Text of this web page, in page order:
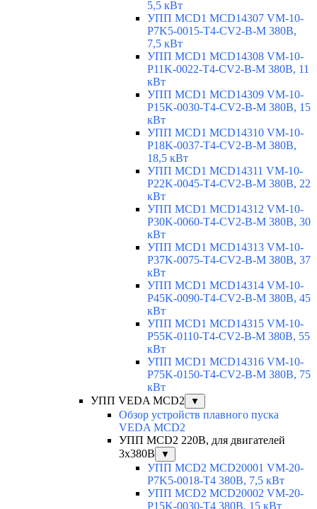
5,5 кВт
УПП MCD1 MCD14307 VM-10-
P7K5-0015-T4-CV2-B-M 380В,
7,5 кВт
УПП MCD1 MCD14308 VM-10-
P11K-0022-T4-CV2-B-M 380В, 11
кВт
УПП MCD1 MCD14309 VM-10-
P15K-0030-T4-CV2-B-M 380В, 15
кВт
УПП MCD1 MCD14310 VM-10-
P18K-0037-T4-CV2-B-M 380В,
18,5 кВт
УПП MCD1 MCD14311 VM-10-
P22K-0045-T4-CV2-B-M 380В, 22
кВт
УПП MCD1 MCD14312 VM-10-
P30K-0060-T4-CV2-B-M 380В, 30
кВт
УПП MCD1 MCD14313 VM-10-
P37K-0075-T4-CV2-B-M 380В, 37
кВт
УПП MCD1 MCD14314 VM-10-
P45K-0090-T4-CV2-B-M 380В, 45
кВт
УПП MCD1 MCD14315 VM-10-
P55K-0110-T4-CV2-B-M 380В, 55
кВт
УПП MCD1 MCD14316 VM-10-
P75K-0150-T4-CV2-B-M 380В, 75
кВт
УПП VEDA MCD2
▼
Обзор устройств плавного пуска
VEDA MCD2
УПП MCD2 220В, для двигателей
3х380В
▼
УПП MCD2 MCD20001 VM-20-
P7K5-0018-T4 380В, 7,5 кВт
УПП MCD2 MCD20002 VM-20-
P15K-0030-T4 380В, 15 кВт